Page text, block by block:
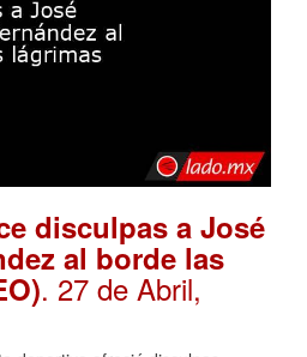
disculpas a José
al borde las
. 27 de Abril,